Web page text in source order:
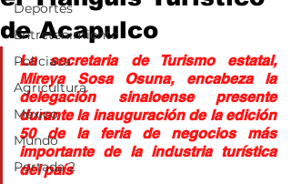
Deportes
Entretenimiento
Policiaca
Agricultura
México
Mundo
Portada 2
de Acapulco
La secretaria de Turismo estatal,
Mireya Sosa Osuna, encabeza la
delegación sinaloense presente
durante la inauguración de la edición
50 de la feria de negocios más
importante de la industria turística
del país